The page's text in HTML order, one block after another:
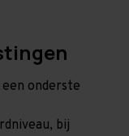
onderste
bij